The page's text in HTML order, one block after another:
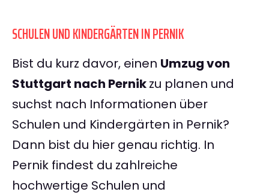
SCHULEN UND KINDERGÄRTEN IN PERNIK
Bist du kurz davor, einen Umzug von
Stuttgart nach Pernikzu planen und
suchst nach Informationen über
Schulen und Kindergärten in Pernik?
Dann bist du hier genau richtig. In
Pernik findest du zahlreiche
hochwertige Schulen und